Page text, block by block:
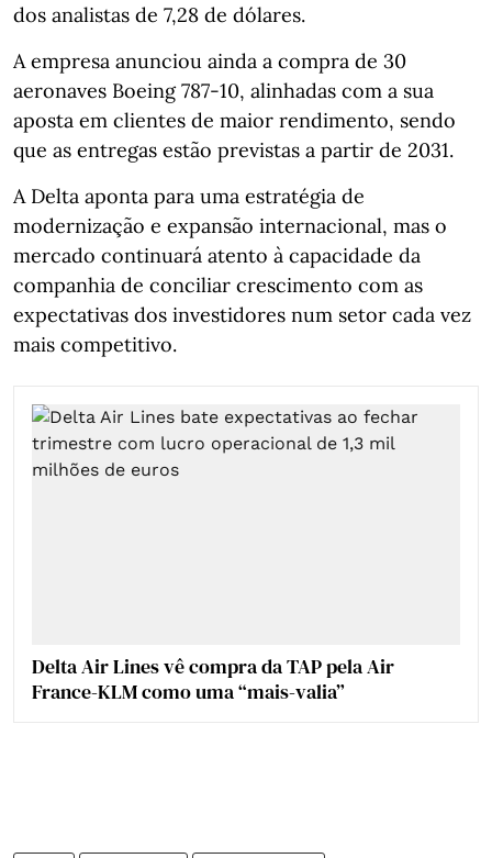
dos analistas de 7,28 de dólares.
A empresa anunciou ainda a compra de 30
aeronaves Boeing 787‑10, alinhadas com a sua
aposta em clientes de maior rendimento, sendo
que as entregas estão previstas a partir de 2031.
A Delta aponta para uma estratégia de
modernização e expansão internacional, mas o
mercado continuará atento à capacidade da
companhia de conciliar crescimento com as
expectativas dos investidores num setor cada vez
mais competitivo.
Delta Air Lines vê compra da TAP pela Air
France-KLM como uma “mais-valia”